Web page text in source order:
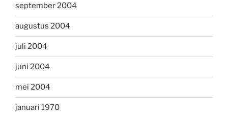
september 2004
augustus 2004
juli 2004
juni 2004
mei 2004
januari 1970